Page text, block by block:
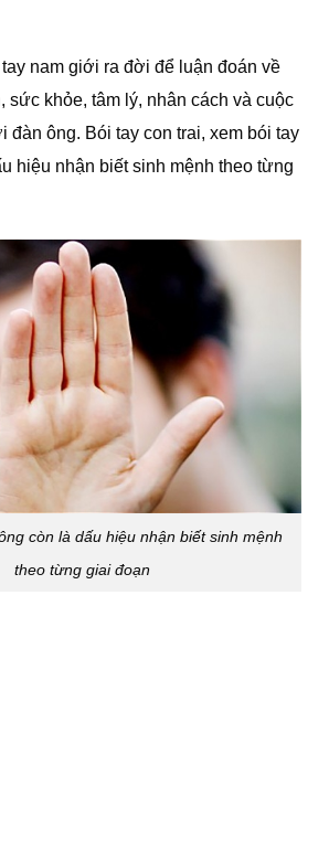
nam giới ra đời để luận đoán về
sức khỏe, tâm lý, nhân cách và cuộc
đàn ông. Bói tay con trai, xem bói tay
hiệu nhận biết sinh mệnh theo từng
còn là dấu hiệu nhận biết sinh mệnh
theo từng giai đoạn